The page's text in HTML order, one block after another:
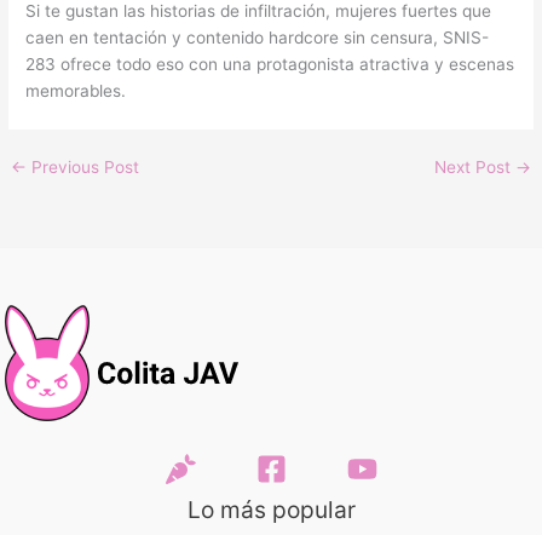
Si te gustan las historias de infiltración, mujeres fuertes que
caen en tentación y contenido hardcore sin censura, SNIS-
283 ofrece todo eso con una protagonista atractiva y escenas
memorables.
← Previous Post Next Post →
Lo más popular